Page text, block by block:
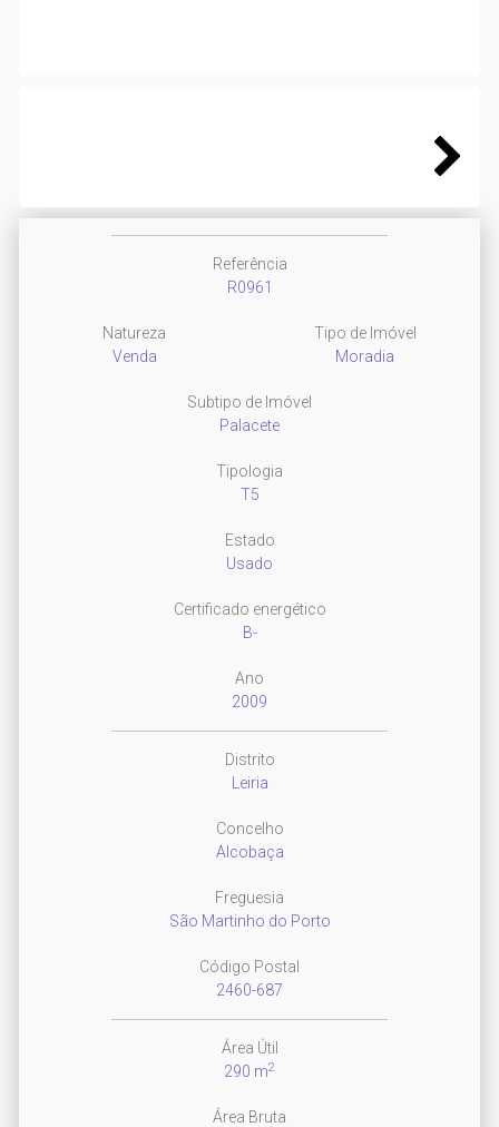
Referência
R0961
Natureza
Venda
Tipo de Imóvel
Moradia
Subtipo de Imóvel
Palacete
Tipologia
T5
Estado
Usado
Certificado energético
B-
Ano
2009
Distrito
Leiria
Concelho
Alcobaça
Freguesia
São Martinho do Porto
Código Postal
2460-687
Área Útil
290 m2
Área Bruta